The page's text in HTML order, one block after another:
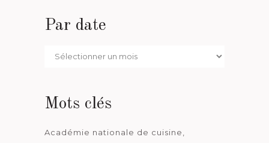
Par date
Par
Mots clés
Académie nationale de cuisine